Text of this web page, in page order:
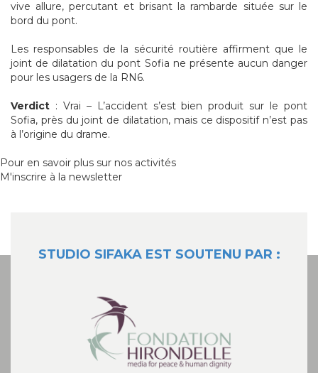
vive allure, percutant et brisant la rambarde située sur le
bord du pont.
Les responsables de la sécurité routière affirment que le
joint de dilatation du pont Sofia ne présente aucun danger
pour les usagers de la RN6.
Verdict : Vrai – L’accident s’est bien produit sur le pont
Sofia, près du joint de dilatation, mais ce dispositif n’est pas
à l’origine du drame.
Pour en savoir plus sur nos activités
M'inscrire à la newsletter
STUDIO SIFAKA EST SOUTENU PAR :